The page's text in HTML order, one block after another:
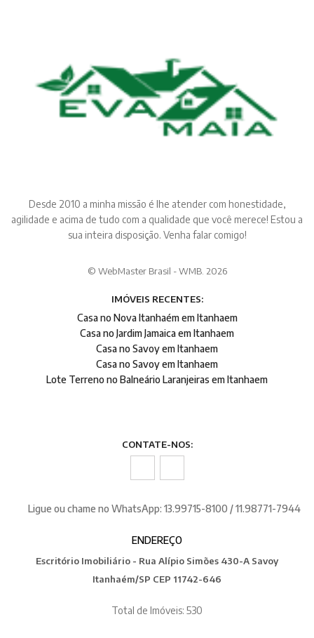
Desde 2010 a minha missão é lhe atender com honestidade,
agilidade e acima de tudo com a qualidade que você merece! Estou a
sua inteira disposição. Venha falar comigo!
© WebMaster Brasil - WMB. 2026
IMÓVEIS RECENTES:
Casa no Nova Itanhaém em Itanhaem
Casa no Jardim Jamaica em Itanhaem
Casa no Savoy em Itanhaem
Casa no Savoy em Itanhaem
Lote Terreno no Balneário Laranjeiras em Itanhaem
CONTATE-NOS:
Ligue ou chame no WhatsApp: 13.99715-8100 / 11.98771-7944
ENDEREÇO
Escritório Imobiliário - Rua Alípio Simões 430-A Savoy
Itanhaém/SP CEP 11742-646
Total de Imóveis: 530